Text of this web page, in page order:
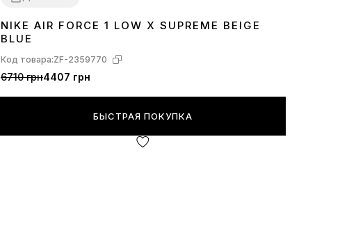
4041 4243 44
NIKE AIR FORCE 1 LOW X SUPREME BEIGE
BLUE
Код товара:ZF-2359770
6710 грн4407 грн
БЫСТРАЯ ПОКУПКА